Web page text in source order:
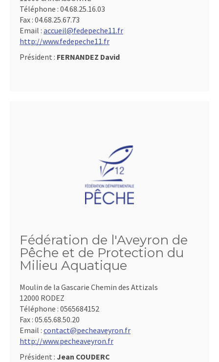
Téléphone : 04.68.25.16.03
Fax : 04.68.25.67.73
Email : accueil@fedepeche11.fr
http://www.fedepeche11.fr
Président : FERNANDEZ David
Fédération de l'Aveyron de
Pêche et de Protection du
Milieu Aquatique
Moulin de la Gascarie Chemin des Attizals
12000 RODEZ
Téléphone : 0565684152
Fax : 05.65.68.50.20
Email : contact@pecheaveyron.fr
http://www.pecheaveyron.fr
Président : Jean COUDERC